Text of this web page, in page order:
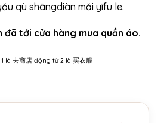
qù shāngdiàn mǎi yīfu le.
đã tới cửa hàng mua quần áo.
là 去商店 động từ 2 là 买衣服